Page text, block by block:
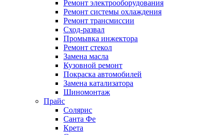
Ремонт электрооборудования
Ремонт системы охлаждения
Ремонт трансмиссии
Сход-развал
Промывка инжектора
Ремонт стекол
Замена масла
Кузовной ремонт
Покраска автомобилей
Замена катализатора
Шиномонтаж
Прайс
Солярис
Санта Фе
Крета